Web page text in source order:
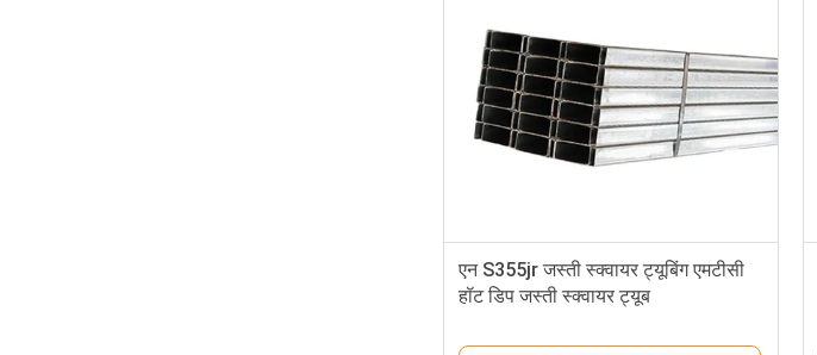
एन S355jr जस्ती स्क्वायर ट्यूबिंग एमटीसी
हॉट डिप जस्ती स्क्वायर ट्यूब